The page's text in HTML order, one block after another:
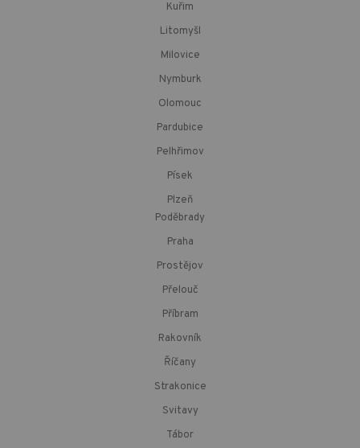
Kuřim
Litomyšl
Milovice
Nymburk
Olomouc
Pardubice
Pelhřimov
Písek
Plzeň
Poděbrady
Praha
Prostějov
Přelouč
Příbram
Rakovník
Říčany
Strakonice
Svitavy
Tábor